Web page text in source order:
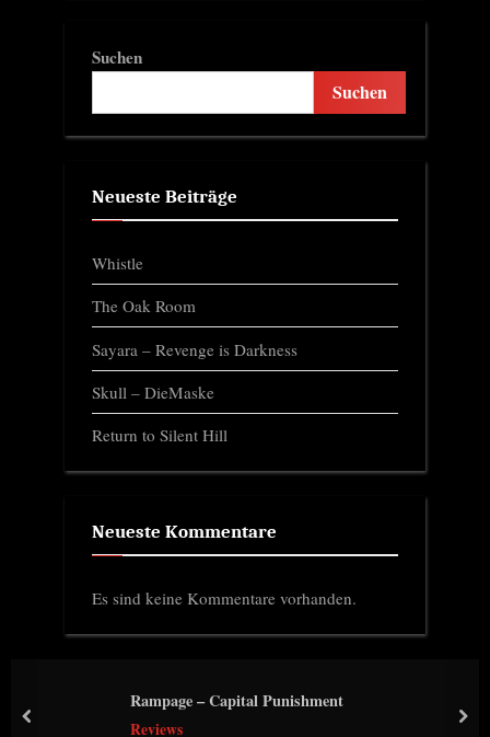
Suchen
Suchen
Neueste Beiträge
Whistle
The Oak Room
Sayara – Revenge is Darkness
Skull – DieMaske
Return to Silent Hill
Neueste Kommentare
Es sind keine Kommentare vorhanden.
Rampage – Capital Punishment
Reviews
prev